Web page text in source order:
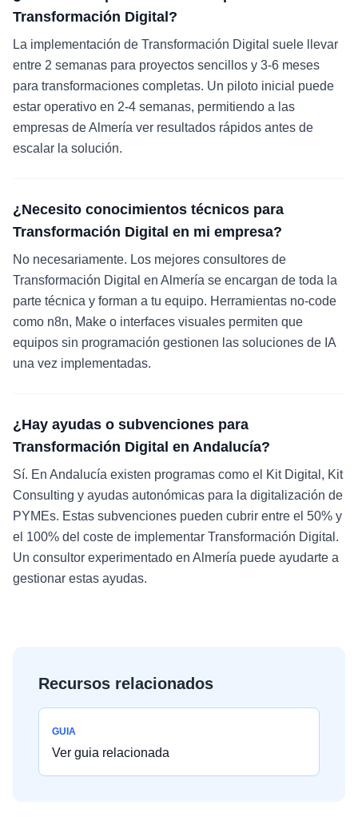
Transformación Digital?
La implementación de Transformación Digital suele llevar
entre 2 semanas para proyectos sencillos y 3-6 meses
para transformaciones completas. Un piloto inicial puede
estar operativo en 2-4 semanas, permitiendo a las
empresas de Almería ver resultados rápidos antes de
escalar la solución.
¿Necesito conocimientos técnicos para
Transformación Digital en mi empresa?
No necesariamente. Los mejores consultores de
Transformación Digital en Almería se encargan de toda la
parte técnica y forman a tu equipo. Herramientas no-code
como n8n, Make o interfaces visuales permiten que
equipos sin programación gestionen las soluciones de IA
una vez implementadas.
¿Hay ayudas o subvenciones para
Transformación Digital en Andalucía?
Sí. En Andalucía existen programas como el Kit Digital, Kit
Consulting y ayudas autonómicas para la digitalización de
PYMEs. Estas subvenciones pueden cubrir entre el 50% y
el 100% del coste de implementar Transformación Digital.
Un consultor experimentado en Almería puede ayudarte a
gestionar estas ayudas.
Recursos relacionados
GUIA
Ver guia relacionada